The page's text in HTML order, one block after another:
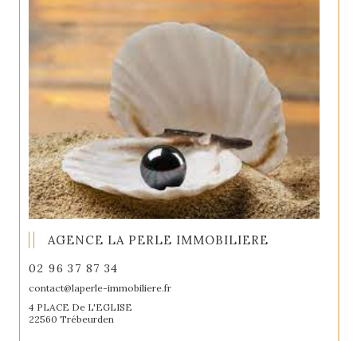
AGENCE LA PERLE IMMOBILIERE
02 96 37 87 34
contact@laperle-immobiliere.fr
4 PLACE De L'EGLISE
22560 Trébeurden